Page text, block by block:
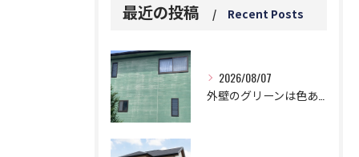
最近の投稿 Recent Posts
2026/08/07